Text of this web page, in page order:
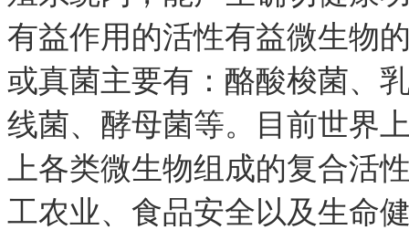
有益作用的活性有益微生物
或真菌主要有：酪酸梭菌、
线菌、酵母菌等。目前世界
上各类微生物组成的复合活
工农业、食品安全以及生命